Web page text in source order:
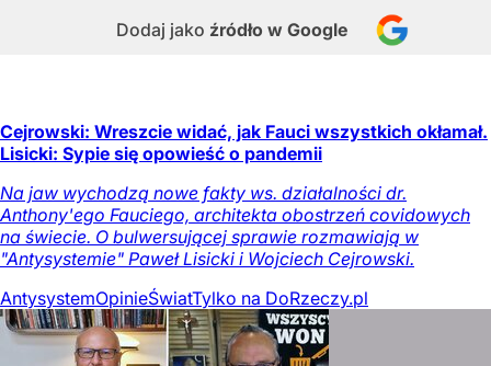
Dodaj jako źródło w Google
Cejrowski: Wreszcie widać, jak Fauci wszystkich okłamał.
Lisicki: Sypie się opowieść o pandemii
Na jaw wychodzą nowe fakty ws. działalności dr.
Anthony'ego Fauciego, architekta obostrzeń covidowych
na świecie. O bulwersującej sprawie rozmawiają w
"Antysystemie" Paweł Lisicki i Wojciech Cejrowski.
AntysystemOpinieŚwiatTylko na DoRzeczy.pl